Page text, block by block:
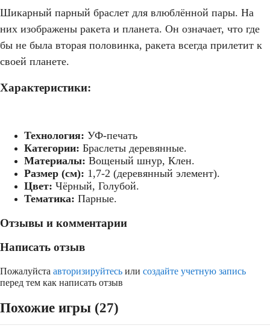
Шикарный парный браслет для влюблённой пары. На
них изображены ракета и планета. Он означает, что где
бы не была вторая половинка, ракета всегда прилетит к
своей планете.
Характеристики:
Технология: УФ-печать
Категории: Браслеты деревянные.
Материалы: Вощеный шнур, Клен.
Размер (см): 1,7-2 (деревянный элемент).
Цвет: Чёрный, Голубой.
Тематика: Парные.
Отзывы и комментарии
Написать отзыв
Пожалуйста авторизируйтесь или создайте учетную запись
перед тем как написать отзыв
Похожие игры (27)